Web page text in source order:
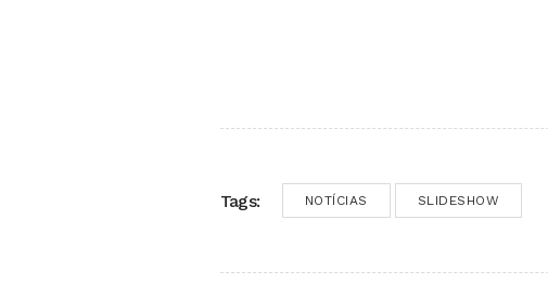
Tags: NOTÍCIAS SLIDESHOW